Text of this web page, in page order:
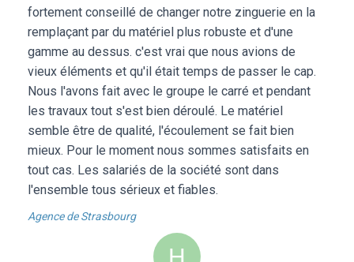
fortement conseillé de changer notre zinguerie en la
remplaçant par du matériel plus robuste et d'une
gamme au dessus. c'est vrai que nous avions de
vieux éléments et qu'il était temps de passer le cap.
Nous l'avons fait avec le groupe le carré et pendant
les travaux tout s'est bien déroulé. Le matériel
semble être de qualité, l'écoulement se fait bien
mieux. Pour le moment nous sommes satisfaits en
tout cas. Les salariés de la société sont dans
l'ensemble tous sérieux et fiables.
Agence de Strasbourg